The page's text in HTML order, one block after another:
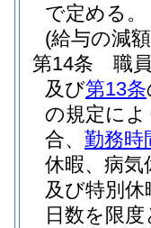
で定める。
(給与の減
第14条
職
及び第13条
の規定に
合、 勤務時
休暇、病気
及び特別休
日数を限